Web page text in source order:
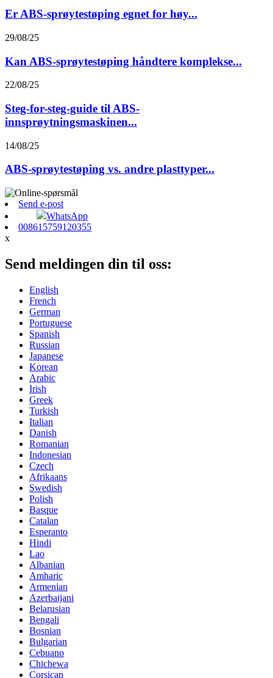
Er ABS-sprøytestøping egnet for høy...
29/08/25
Kan ABS-sprøytestøping håndtere komplekse...
22/08/25
Steg-for-steg-guide til ABS-
innsprøytningsmaskinen...
14/08/25
ABS-sprøytestøping vs. andre plasttyper...
Send e-post
WhatsApp
008615759120355
x
Send meldingen din til oss:
English
French
German
Portuguese
Spanish
Russian
Japanese
Korean
Arabic
Irish
Greek
Turkish
Italian
Danish
Romanian
Indonesian
Czech
Afrikaans
Swedish
Polish
Basque
Catalan
Esperanto
Hindi
Lao
Albanian
Amharic
Armenian
Azerbaijani
Belarusian
Bengali
Bosnian
Bulgarian
Cebuano
Chichewa
Corsican